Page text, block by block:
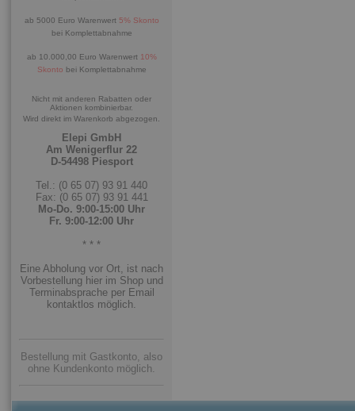
ab 5000 Euro Warenwert 5% Skonto
bei Komplettabnahme
ab 10.000,00 Euro Warenwert 10%
Skonto bei Komplettabnahme
Nicht mit anderen Rabatten oder
Aktionen kombinierbar.
Wird direkt im Warenkorb abgezogen.
Elepi GmbH
Am Wenigerflur 22
D-54498 Piesport
Tel.: (0 65 07) 93 91 440
Fax: (0 65 07) 93 91 441
Mo-Do. 9:00-15:00 Uhr
Fr. 9:00-12:00 Uhr
* * *
Eine Abholung vor Ort, ist nach
Vorbestellung hier im Shop und
Terminabsprache per Email
kontaktlos möglich.
Bestellung mit Gastkonto, also
ohne Kundenkonto möglich.